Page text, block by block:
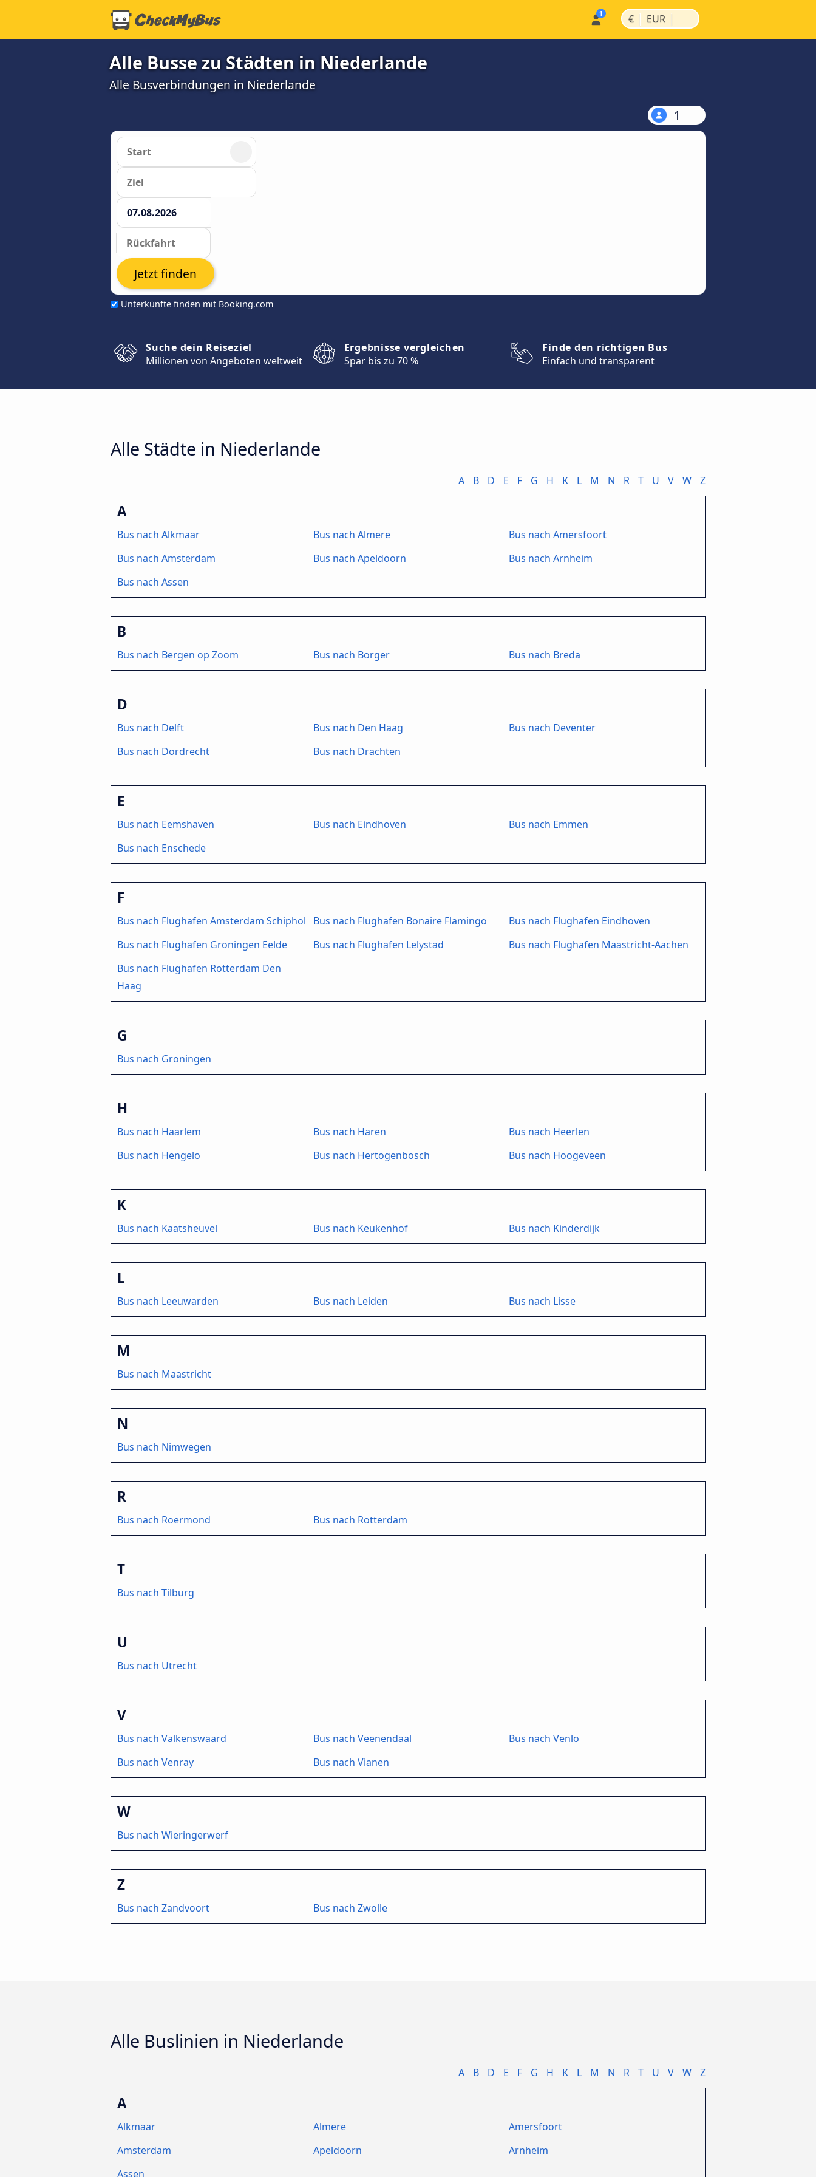
€ | EUR |
Alle Busse zu Städten in Niederlande
Alle Busverbindungen in Niederlande
1
Unterkünfte finden mit Booking.com
Jetzt finden
Suche dein Reiseziel
Millionen von Angeboten weltweit
Ergebnisse vergleichen
Spar bis zu 70 %
Finde den richtigen Bus
Einfach und transparent
Alle Städte in Niederlande
A B D E F G H K L M N R T U V W Z
A
Bus nach Alkmaar Bus nach Almere
Bus nach Amersfoort
Bus nach Amsterdam
Bus nach Apeldoorn
Bus nach Arnheim
Bus nach Assen
B
Bus nach Bergen op Zoom Bus nach Borger Bus nach Breda
D
Bus nach Delft Bus nach Den Haag
Bus nach Deventer
Bus nach Dordrecht
Bus nach Drachten
E
Bus nach Eemshaven Bus nach Eindhoven
Bus nach Emmen
Bus nach Enschede
F
Bus nach Flughafen Amsterdam Schiphol Bus nach Flughafen Bonaire Flamingo
Bus nach Flughafen Eindhoven
Bus nach Flughafen Groningen Eelde
Bus nach Flughafen Lelystad
Bus nach Flughafen Maastricht-Aachen
Bus nach Flughafen Rotterdam Den
Haag
G
Bus nach Groningen
H
Bus nach Haarlem Bus nach Haren
Bus nach Heerlen
Bus nach Hengelo
Bus nach Hertogenbosch Bus nach Hoogeveen
K
Bus nach Kaatsheuvel Bus nach Keukenhof Bus nach Kinderdijk
L
Bus nach Leeuwarden Bus nach Leiden Bus nach Lisse
M
Bus nach Maastricht
N
Bus nach Nimwegen
R
Bus nach Roermond Bus nach Rotterdam
T
Bus nach Tilburg
U
Bus nach Utrecht
V
Bus nach Valkenswaard Bus nach Veenendaal
Bus nach Venlo
Bus nach Venray
Bus nach Vianen
W
Bus nach Wieringerwerf
Z
Bus nach Zandvoort Bus nach Zwolle
Alle Buslinien in Niederlande
A B D E F G H K L M N R T U V W Z
A
Alkmaar Almere
Amersfoort
Amsterdam
Apeldoorn
Arnheim
Assen